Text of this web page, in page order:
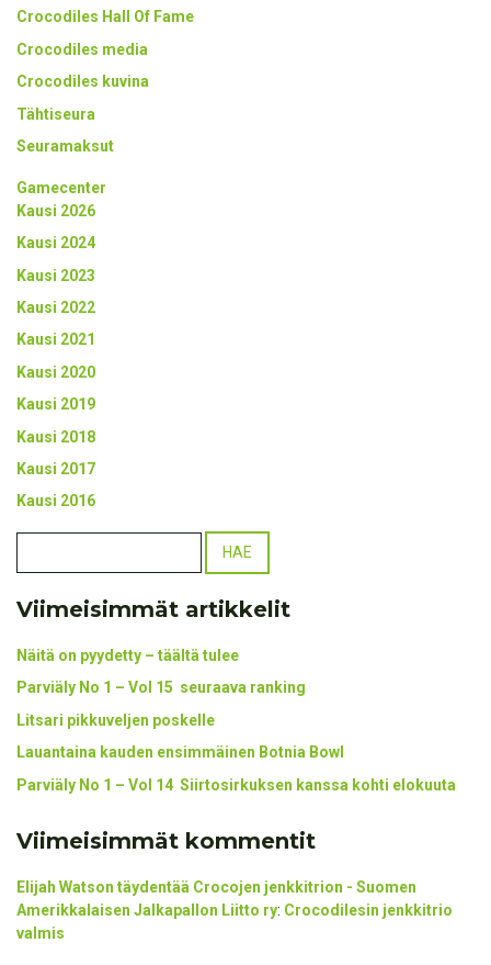
Crocodiles Hall Of Fame
Crocodiles media
Crocodiles kuvina
Tähtiseura
Seuramaksut
Gamecenter
Kausi 2026
Kausi 2024
Kausi 2023
Kausi 2022
Kausi 2021
Kausi 2020
Kausi 2019
Kausi 2018
Kausi 2017
Kausi 2016
Viimeisimmät artikkelit
Näitä on pyydetty – täältä tulee
Parviäly No 1 – Vol 15 seuraava ranking
Litsari pikkuveljen poskelle
Lauantaina kauden ensimmäinen Botnia Bowl
Parviäly No 1 – Vol 14 Siirtosirkuksen kanssa kohti elokuuta
Viimeisimmät kommentit
Elijah Watson täydentää Crocojen jenkkitrion - Suomen
Amerikkalaisen Jalkapallon Liitto ry: Crocodilesin jenkkitrio
valmis